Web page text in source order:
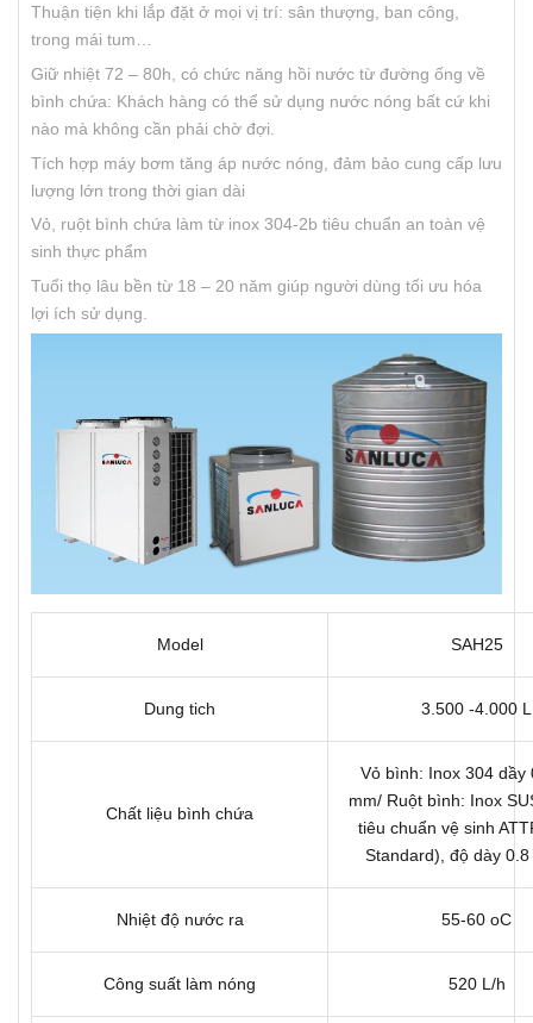
Thuận tiện khi lắp đặt ở mọi vị trí: sân thượng, ban công,
trong mái tum…
Giữ nhiệt 72 – 80h, có chức năng hồi nước từ đường ống về
bình chứa: Khách hàng có thể sử dụng nước nóng bất cứ khi
nào mà không cần phải chờ đợi.
Tích hợp máy bơm tăng áp nước nóng, đảm bảo cung cấp lưu
lượng lớn trong thời gian dài
Vỏ, ruột bình chứa làm từ inox 304-2b tiêu chuẩn an toàn vệ
sinh thực phẩm
Tuổi thọ lâu bền từ 18 – 20 năm giúp người dùng tối ưu hóa
lợi ích sử dụng.
Model SAH25
Dung tich 3.500 -4.000 L
Chất liệu bình chứa
Vỏ bình: Inox 304 dầy
mm/ Ruột bình: Inox
tiêu chuẩn vệ sinh
Standard), độ dày
Nhiệt độ nước ra 55-60 oC
Công suất làm nóng 520 L/h